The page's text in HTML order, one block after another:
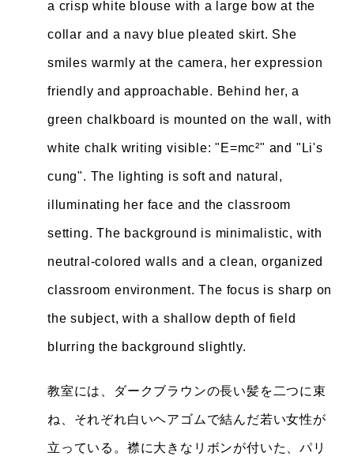
a crisp white blouse with a large bow at the
collar and a navy blue pleated skirt. She
smiles warmly at the camera, her expression
friendly and approachable. Behind her, a
green chalkboard is mounted on the wall, with
white chalk writing visible: "E=mc²" and "Li's
cung". The lighting is soft and natural,
illuminating her face and the classroom
setting. The background is minimalistic, with
neutral-colored walls and a clean, organized
classroom environment. The focus is sharp on
the subject, with a shallow depth of field
blurring the background slightly.
教室には、ダークブラウンの長い髪を二つに束
ね、それぞれ白いヘアゴムで結んだ若い女性が
立っている。襟に大きなリボンが付いた、パリ